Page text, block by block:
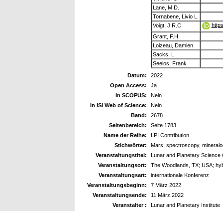
Lane, M.D.
Tornabene, Livio L.
Voigt, J.R.C.
Grant, F.H.
Loizeau, Damien
Sacks, L.
Seelos, Frank
Datum:
2022
Open Access:
Ja
In SCOPUS:
Nein
In ISI Web of Science:
Nein
Band:
2678
Seitenbereich:
Seite 1783
Name der Reihe:
LPI Contribution
Stichwörter:
Mars, spectroscopy,
Veranstaltungstitel:
Lunar and Planetary Science
Veranstaltungsort:
The Woodlands, TX; USA;
Veranstaltungsart:
internationale Konferenz
Veranstaltungsbeginn:
7 März 2022
Veranstaltungsende:
11 März 2022
Veranstalter :
Lunar and Planetary Institute